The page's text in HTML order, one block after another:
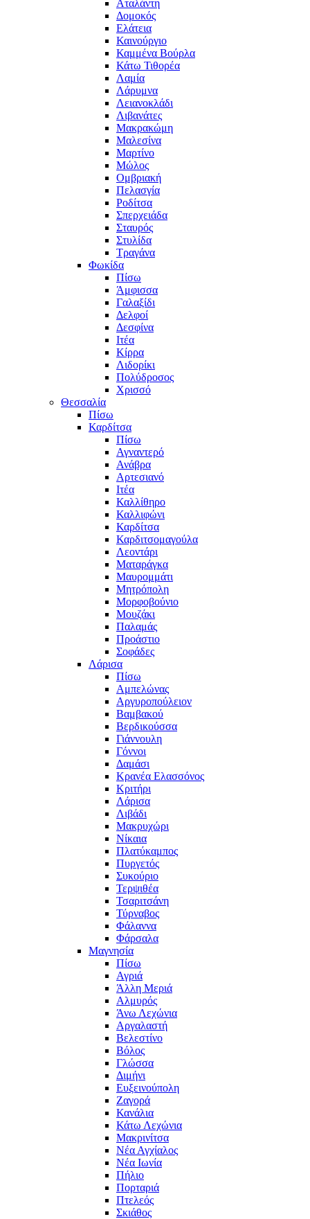
Αταλάντη
Δομοκός
Ελάτεια
Καινούργιο
Καμμένα Βούρλα
Κάτω Τιθορέα
Λαμία
Λάρυμνα
Λειανοκλάδι
Λιβανάτες
Μακρακώμη
Μαλεσίνα
Μαρτίνο
Μώλος
Ομβριακή
Πελασγία
Ροδίτσα
Σπερχειάδα
Σταυρός
Στυλίδα
Τραγάνα
Φωκίδα
Πίσω
Άμφισσα
Γαλαξίδι
Δελφοί
Δεσφίνα
Ιτέα
Κίρρα
Λιδορίκι
Πολύδροσος
Χρισσό
Θεσσαλία
Πίσω
Καρδίτσα
Πίσω
Αγναντερό
Ανάβρα
Αρτεσιανό
Ιτέα
Καλλίθηρο
Καλλιφώνι
Καρδίτσα
Καρδιτσομαγούλα
Λεοντάρι
Ματαράγκα
Μαυρομμάτι
Μητρόπολη
Μορφοβούνιο
Μουζάκι
Παλαμάς
Προάστιο
Σοφάδες
Λάρισα
Πίσω
Αμπελώνας
Αργυροπούλειον
Βαμβακού
Βερδικούσσα
Γιάννουλη
Γόννοι
Δαμάσι
Κρανέα Ελασσόνος
Κριτήρι
Λάρισα
Λιβάδι
Μακρυχώρι
Νίκαια
Πλατύκαμπος
Πυργετός
Συκούριο
Τερψιθέα
Τσαριτσάνη
Τύρναβος
Φάλαννα
Φάρσαλα
Μαγνησία
Πίσω
Αγριά
Άλλη Μεριά
Αλμυρός
Άνω Λεχώνια
Αργαλαστή
Βελεστίνο
Βόλος
Γλώσσα
Διμήνι
Ευξεινούπολη
Ζαγορά
Κανάλια
Κάτω Λεχώνια
Μακρινίτσα
Νέα Αγχίαλος
Νέα Ιωνία
Πήλιο
Πορταριά
Πτελεός
Σκιάθος